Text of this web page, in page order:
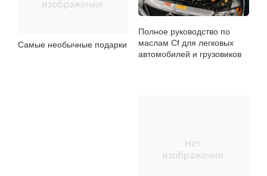
Самые необычные подарки
Полное руководство по
маслам Cf для легковых
автомобилей и грузовиков